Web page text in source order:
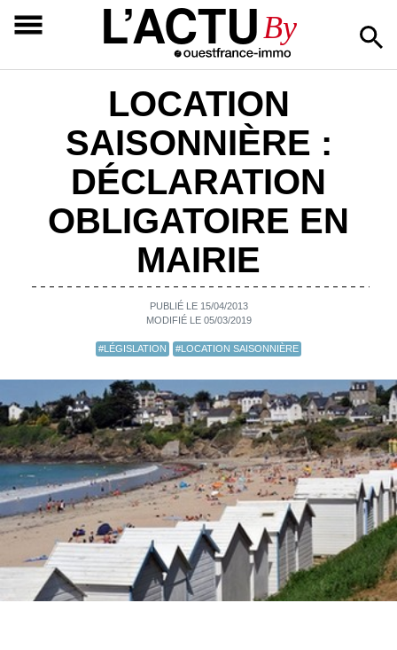
L’ACTUBy
LOCATION
SAISONNIÈRE :
DÉCLARATION
OBLIGATOIRE EN
MAIRIE
PUBLIÉ LE 15/04/2013
MODIFIÉ LE 05/03/2019
#LÉGISLATION #LOCATION SAISONNIÈRE